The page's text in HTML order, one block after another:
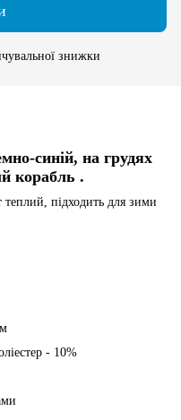
знижки
синій, на грудях
корабль .
теплий, підходить для зими
- 10%